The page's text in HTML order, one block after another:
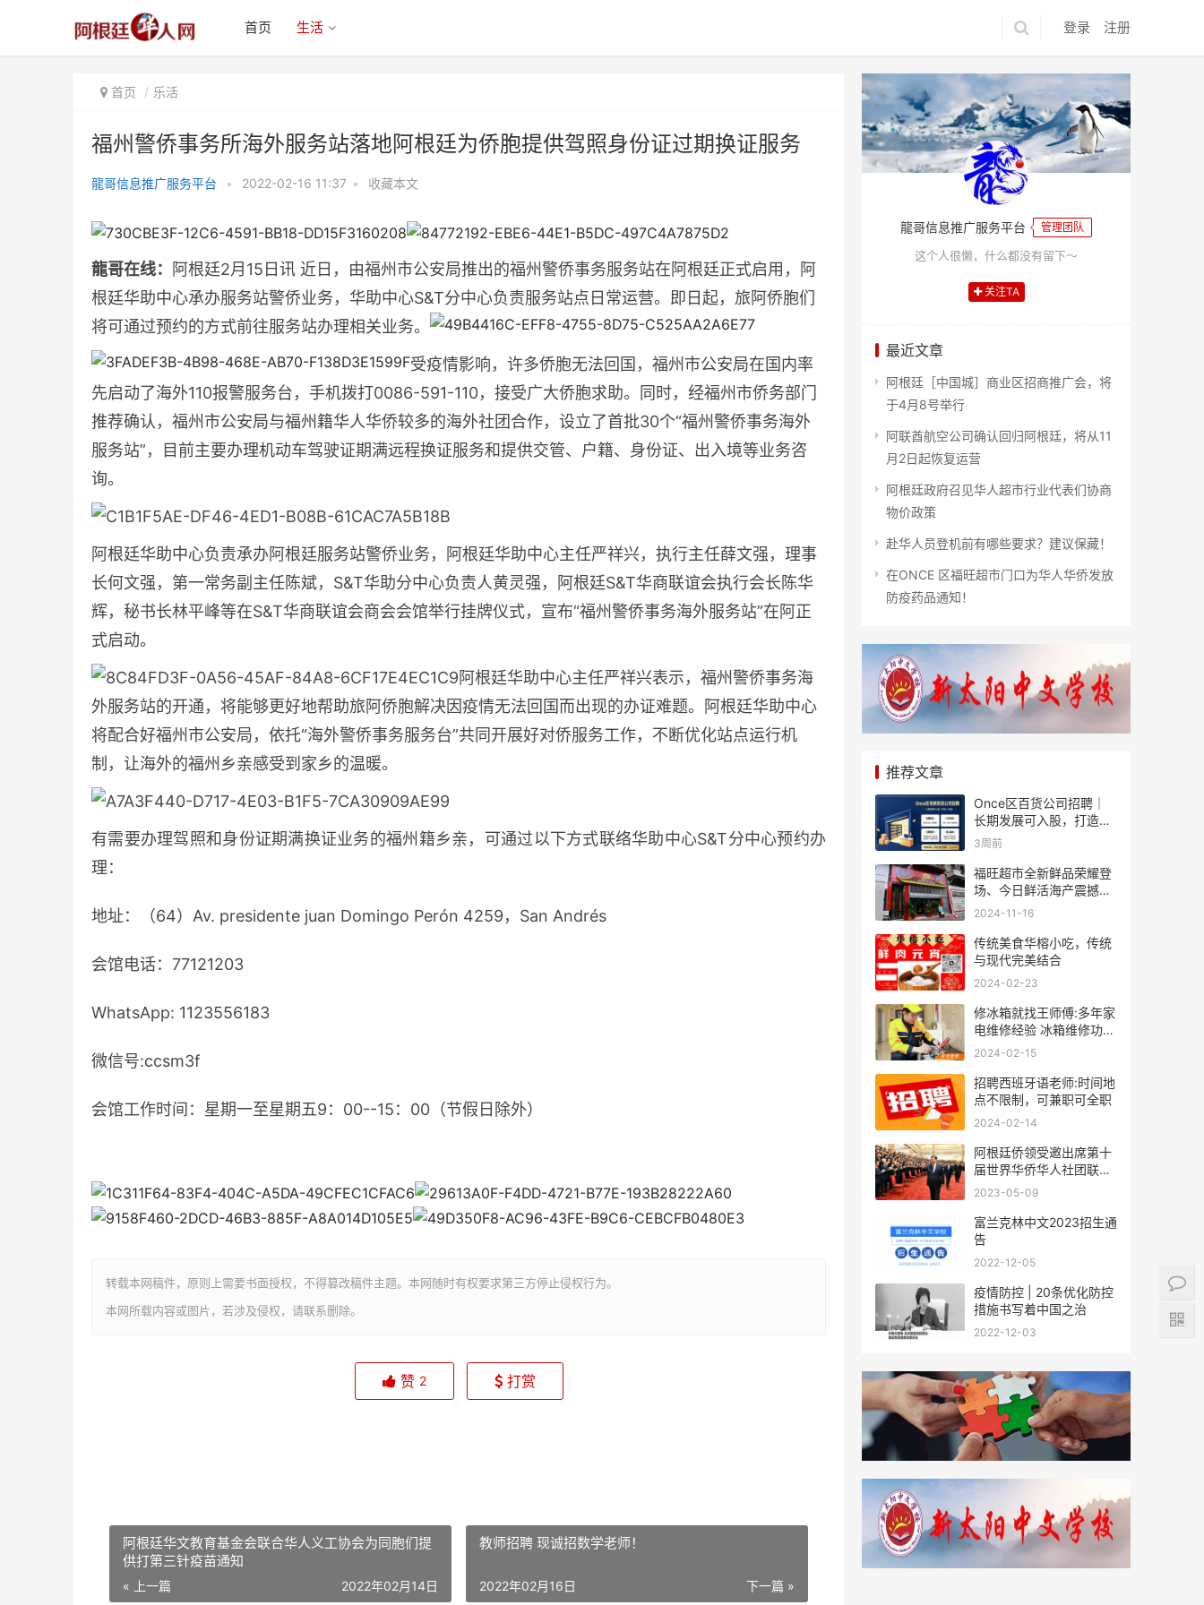
登录 注册
首页 生活
首页 乐活
福州警侨事务所海外服务站落地阿根廷为侨胞提供驾照身份证过期换证服务
龍哥信息推广服务平台 • 2022-02-16 11:37 • 收藏本文
龍哥在线：
阿根廷2月15日讯 近日，由福州市公安局推出的福州警侨事务服务站在阿根廷正式启用，阿
根廷华助中心承办服务站警侨业务，华助中心S&T分中心负责服务站点日常运营。即日起，旅阿侨胞们
将可通过预约的方式前往服务站办理相关业务。
受疫情影响，许多侨胞无法回国，福州市公安局在国内率
先启动了海外110报警服务台，手机拨打0086-591-110，接受广大侨胞求助。同时，经福州市侨务部门
推荐确认，福州市公安局与福州籍华人华侨较多的海外社团合作，设立了首批30个“福州警侨事务海外
服务站”，目前主要办理机动车驾驶证期满远程换证服务和提供交管、户籍、身份证、出入境等业务咨
询。
阿根廷华助中心负责承办阿根廷服务站警侨业务，阿根廷华助中心主任严祥兴，执行主任薛文强，理事
长何文强，第一常务副主任陈斌，S&T华助分中心负责人黄灵强，阿根廷S&T华商联谊会执行会长陈华
辉，秘书长林平峰等在S&T华商联谊会商会会馆举行挂牌仪式，宣布“福州警侨事务海外服务站”在阿正
式启动。
阿根廷华助中心主任严祥兴表示，福州警侨事务海
外服务站的开通，将能够更好地帮助旅阿侨胞解决因疫情无法回国而出现的办证难题。阿根廷华助中心
将配合好福州市公安局，依托“海外警侨事务服务台”共同开展好对侨服务工作，不断优化站点运行机
制，让海外的福州乡亲感受到家乡的温暖。
有需要办理驾照和身份证期满换证业务的福州籍乡亲，可通过以下方式联络华助中心S&T分中心预约办
理：
地址：（64）Av. presidente juan Domingo Perón 4259，San Andrés
会馆电话：77121203
WhatsApp: 1123556183
微信号:ccsm3f
会馆工作时间：星期一至星期五9：00--15：00（节假日除外）
转载本网稿件，原则上需要书面授权，不得篡改稿件主题。本网随时有权要求第三方停止侵权行为。
本网所载内容或图片，若涉及侵权，请联系删除。
根廷为侨胞提供驾照身份
赞 2 打赏
阿根廷华文教育基金会联合华人义工协会为同胞们提
供打第三针疫苗通知
« 上一篇 2022年02月14日
教师招聘 现诚招数学老师！
下一篇 »
2022年02月16日
龍哥信息推广服务平台 管理团队
这个人很懒，什么都没有留下～
关注TA
最近文章
阿根廷［中国城］商业区招商推广会，将
于4月8号举行
阿联酋航空公司确认回归阿根廷，将从11
月2日起恢复运营
阿根廷政府召见华人超市行业代表们协商
物价政策
赴华人员登机前有哪些要求？建议保藏！
在ONCE 区福旺超市门口为华人华侨发放
防疫药品通知！
推荐文章
Once区百货公司招聘｜
长期发展可入股，打造个
人事业
3周前
福旺超市全新鲜品荣耀登
场、今日鲜活海产震撼来
袭！
2024-11-16
传统美食华榕小吃，传统
与现代完美结合
2024-02-23
修冰箱就找王师傅:多年家
电维修经验 冰箱维修功底
深厚
2024-02-15
招聘西班牙语老师:时间地
点不限制，可兼职可全职
2024-02-14
阿根廷侨领受邀出席第十
届世界华侨华人社团联谊
大会
2023-05-09
富兰克林中文2023招生通
告
2022-12-05
疫情防控 | 20条优化防控
措施书写着中国之治
2022-12-03